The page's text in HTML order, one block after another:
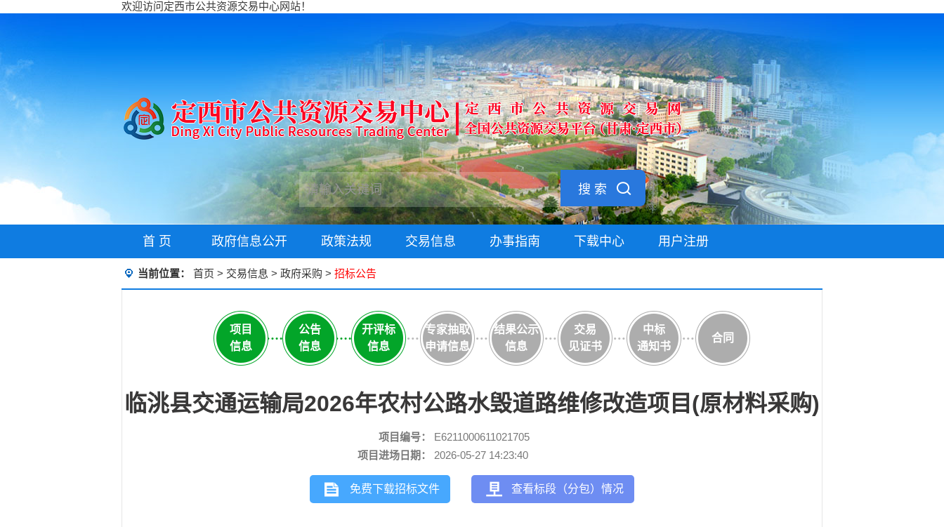
欢迎访问定西市公共资源交易中心网站！
搜 索
首 页 政府信息公开 政策法规 交易信息 办事指南 下载中心 用户注册
当前位置： 首页 > 交易信息 > 政府采购 > 招标公告
项目
信息
公告
信息
开评标
信息
专家抽取
申请信息
结果公示
信息
交易
见证书
中标
通知书
合同
临洮县交通运输局2026年农村公路水毁道路维修改造项目(原材料采购)
项目编号：
E6211000611021705
项目进场日期：
2026-05-27 14:23:40
免费下载招标文件 查看标段（分包）情况